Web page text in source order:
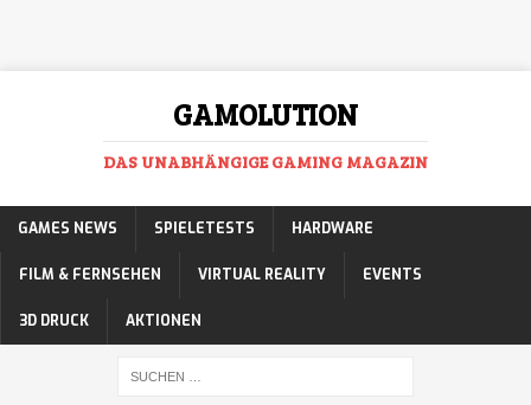
GAMOLUTION
DAS UNABHÄNGIGE GAMING MAGAZIN
GAMES NEWS SPIELETESTS HARDWARE
FILM & FERNSEHEN VIRTUAL REALITY EVENTS
3D DRUCK AKTIONEN